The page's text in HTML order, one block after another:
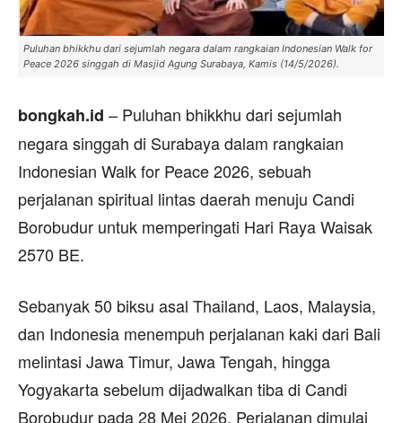
Puluhan bhikkhu dari sejumlah negara dalam rangkaian Indonesian Walk for
Peace 2026 singgah di Masjid Agung Surabaya, Kamis (14/5/2026).
bongkah.id – Puluhan bhikkhu dari sejumlah
negara singgah di Surabaya dalam rangkaian
Indonesian Walk for Peace 2026, sebuah
perjalanan spiritual lintas daerah menuju Candi
Borobudur untuk memperingati Hari Raya Waisak
2570 BE.
Sebanyak 50 biksu asal Thailand, Laos, Malaysia,
dan Indonesia menempuh perjalanan kaki dari Bali
melintasi Jawa Timur, Jawa Tengah, hingga
Yogyakarta sebelum dijadwalkan tiba di Candi
Borobudur pada 28 Mei 2026. Perjalanan dimulai